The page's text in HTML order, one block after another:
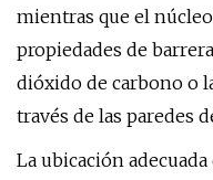
mientras que el
propiedades de
dióxido de carbono o
través de las paredes
La ubicación